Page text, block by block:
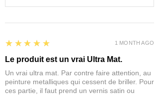
5
★★★★★
Le produit est un vrai Ultra Mat.
Un vrai ultra mat. Par contre faire attention, au
peinture metalliques qui cessent de briller. Pour
ces partie, il faut prend un vernis satin ou
1 MONTH AGO